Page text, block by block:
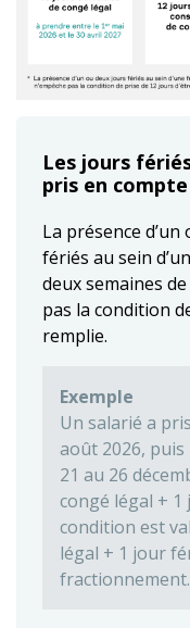
Les jours
pris en compte
La présence
fériés au sein
deux semaines
pas la condition
remplie.
Exemple
Un salarié a
août 2026,
21 au 26
congé légal + 1
condition est
légal + 1 jour
fractionnement.